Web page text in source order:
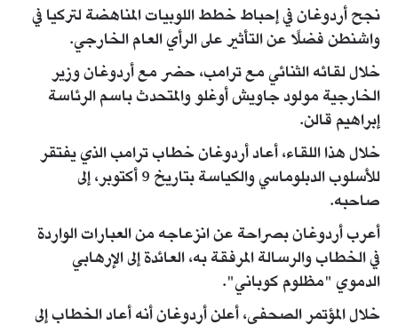
نجح أردوغان في إحباط خطط اللوبيات المناهضة لتركيا في
واشنطن فضلًا عن التأثير على الرأي العام الخارجي.
خلال لقائه الثنائي مع ترامب، حضر مع أردوغان وزير
الخارجية مولود جاويش أوغلو والمتحدث باسم الرئاسة
إبراهيم قالن.
خلال هذا اللقاء، أعاد أردوغان خطاب ترامب الذي يفتقر
للأسلوب الدبلوماسي والكياسة بتاريخ 9 أكتوبر، إلى
صاحبه.
أعرب أردوغان بصراحة عن انزعاجه من العبارات الواردة
في الخطاب والرسالة المرفقة به، العائدة إلى الإرهابي
الدموي "مظلوم كوباني".
خلال المؤتمر الصحفي، أعلن أردوغان أنه أعاد الخطاب إلى